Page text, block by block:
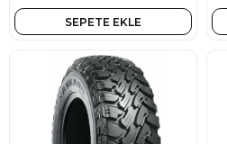
SEPETE EKLE